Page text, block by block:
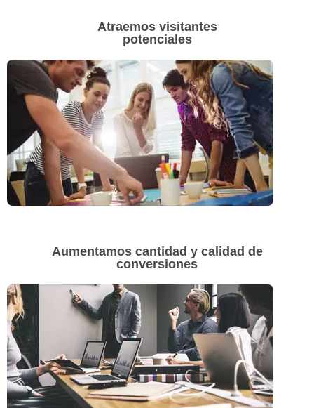
Atraemos visitantes
potenciales
Aumentamos cantidad y calidad de
conversiones